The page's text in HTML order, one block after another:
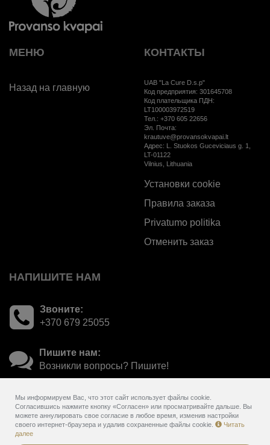
МЕНЮ
Назад на главную
КОНТАКТЫ
UAB "La Cure D.s.p"
Код предприятия: 301645708
Код плательщика ПДН:
LT100003972519
Тел.: +370 605 22656
Эл. Почта:
krautuve@provansokvapai.lt
Aдрес: L. Stuokos Guceviciaus g. 1,
LT-01122
Vilnius, Lithuania
Установки cookie
Правила заказа
Privatumo politika
Отменить заказ
НАПИШИТЕ НАМ
Звоните:
+370 679 25055
Пишите нам:
Возникли вопросы? Пишите!
Мы информируем Вас, что этот сайт использует файлы cookie.
Согласившись нажмите кнопку «Согласен» или просматривайте дальше. Вы
можете аннулировать свое согласие в любое время, изменив настройки
своего интернет-браузера и удалив сохраненные файлы cookie.
Читать
далее